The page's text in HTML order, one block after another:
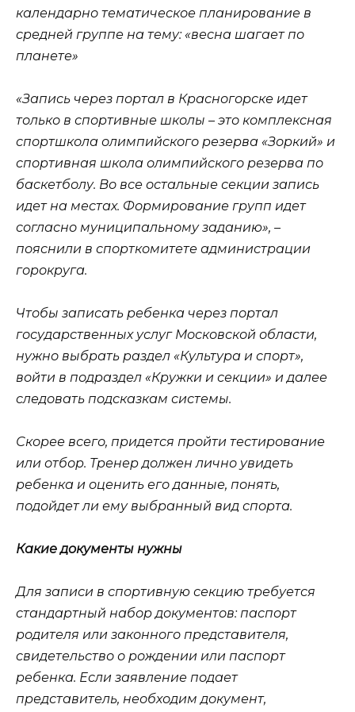
календарно тематическое планирование в
средней группе на тему: «весна шагает по
планете»
«Запись через портал в Красногорске идет
только в спортивные школы – это комплексная
спортшкола олимпийского резерва «Зоркий» и
спортивная школа олимпийского резерва по
баскетболу. Во все остальные секции запись
идет на местах. Формирование групп идет
согласно муниципальному заданию», –
пояснили в спорткомитете администрации
горокруга.
Чтобы записать ребенка через портал
государственных услуг Московской области,
нужно выбрать раздел «Культура и спорт»,
войти в подраздел «Кружки и секции» и далее
следовать подсказкам системы.
Скорее всего, придется пройти тестирование
или отбор. Тренер должен лично увидеть
ребенка и оценить его данные, понять,
подойдет ли ему выбранный вид спорта.
Какие документы нужны
Для записи в спортивную секцию требуется
стандартный набор документов: паспорт
родителя или законного представителя,
свидетельство о рождении или паспорт
ребенка. Если заявление подает
представитель, необходим документ,